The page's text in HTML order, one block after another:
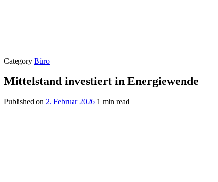
Category Büro
Mittelstand investiert in Energiewende
Published on 2. Februar 2026 1 min read